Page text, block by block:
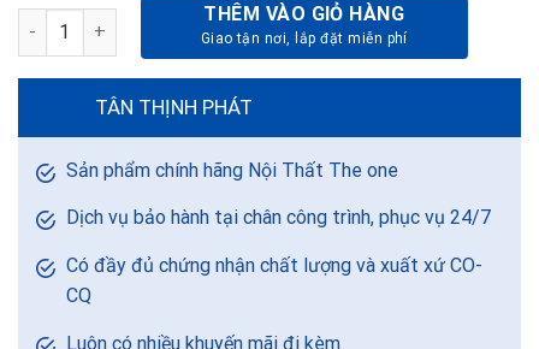
GHẾ NHÂN VIÊN LƯỚI GL128G số lượng
THÊM VÀO GIỎ HÀNG
TÂN THỊNH PHÁT
Sản phẩm chính hãng Nội Thất The one
Dịch vụ bảo hành tại chân công trình, phục vụ 24/7
Có đầy đủ chứng nhận chất lượng và xuất xứ CO-
CQ
Luôn có nhiều khuyến mãi đi kèm